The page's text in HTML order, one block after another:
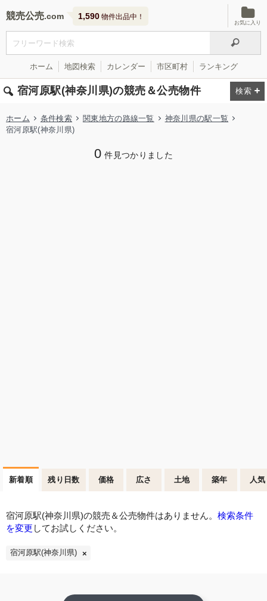
競売公売 1,590 物件出品中！
お気に入り
ホーム 地図検索 カレンダー 市区町村 ランキング
宿河原駅(神奈川県)の競売＆公売物件
ホーム 条件検索 関東地方の路線一覧
神奈川県の駅一覧
宿河原駅(神奈川県)
0 件見つかりました
新着順 残り日数 価格 広さ 土地 築年 人気
宿河原駅(神奈川県)の競売＆公売物件はありません。 検索条件
を変更 してお試しください。
宿河原駅(神奈川県)